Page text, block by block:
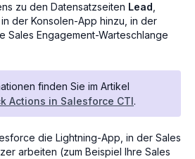
zu den Datensatzseiten Lead
in der Konsolen-App hinzu, in der
Sales Engagement-Warteschlange
finden Sie im Artikel
Actions in Salesforce CTI.
die Lightning-App, in der Sales
arbeiten (zum Beispiel Ihre Sales